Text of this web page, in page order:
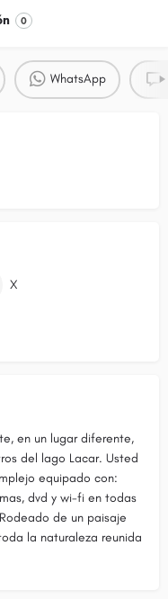
0
WhatsApp
X
en un lugar diferente,
del lago Lacar. Usted
equipado con:
dvd y wi-fi en todas
de un paisaje
la naturaleza reunida